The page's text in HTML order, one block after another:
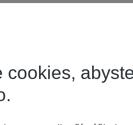
cookies,